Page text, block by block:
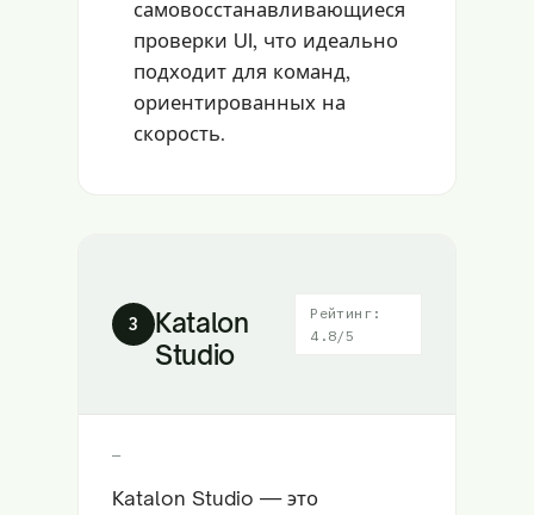
самовосстанавливающиеся
проверки UI, что идеально
подходит для команд,
ориентированных на
скорость.
3
Katalon
Studio
Рейтинг:
4.8/5
—
Katalon Studio — это